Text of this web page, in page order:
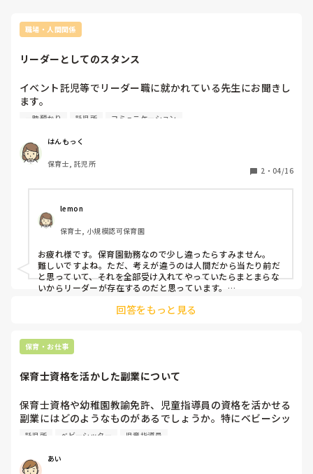
職場・人間関係
リーダーとしてのスタンス
イベント託児等でリーダー職に就かれている先生にお聞きし
ます。
の点は指摘しますか？
それとも人それぞれだよね、と見過ごしますか？
どのように対応されているか、お聞きしたいです。
泣いている子を抱っこするか否か、声掛けの仕方、仕事の進
め方等、目に留まることがあります。
派遣の場合、派遣会社の担当者に相談することも考えられま
すが、先方が忙しすぎてあまりコミュニケーションがとれて
いません😅
一時預かり 託児所 コミュニケーション
はんもっく
保育士, 託児所
2 ・ 04/16
lemon
保育士, 小規模認可保育園
お疲れ様です。保育園勤務なので少し違ったらすみません。
難しいですよね。ただ、考えが違うのは人間だから当たり前だ
と思っていて、それを全部受け入れてやっていたらまとまらな
いからリーダーが存在するのだと思っています。
が、確かにねと言う意見であればその方たちの意見も聞いた上
でしょ？ということもあったり、間違っていることをやってい
ることが明らかなので言えます。
回答をもっと見る
保育・お仕事
保育士資格を活かした副業について
保育士資格や幼稚園教諭免許、児童指導員の資格を活かせる
副業にはどのようなものがあるでしょうか。特にベビーシッ
ターや託児所、イベント託児などの経験がある方がいらっし
しいです！
託児所 ベビーシッター 児童指導員
あい